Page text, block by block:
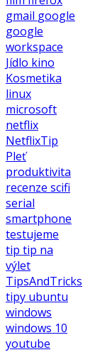
gmail google
google
workspace
Jídlo kino
Kosmetika
linux
microsoft
netflix
NetflixTip
Pleť
produktivita
recenze scifi
serial
smartphone
testujeme
tip tip na
výlet
TipsAndTricks
tipy ubuntu
windows
windows 10
youtube